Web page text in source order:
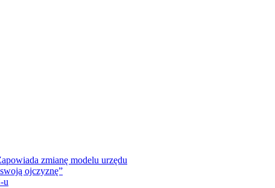
zmianę modelu urzędu
ojczyznę”
u